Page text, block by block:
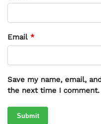
Email *
Save my name, email,
the next time I comment.